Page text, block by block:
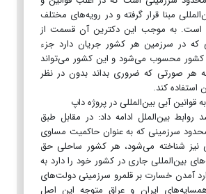
مبنا قرار گرفته و در رویه‌های مختلف
است. به­ موجب این دکترین آن قسمت از
که در سرزمین هر کشور جریان دارد جزء
محسوب می‌شود و این کشور می‌تواند
هر صورتی که ضروری بداند بدون در­ نظر
استفاده کند.
آبی بین‌المللی در پروژه داپ
روابط بین‌الملل ادامه داد: در مقابل طبق
سرزمینی که به عنوان حاکمیت مساوی
نیز شناخته می‌شود، هر کشور ساحلی حق
بین‌المللی جاری در کشور خود را دارد به
آمدن خسارت بر قلمرو سرزمینی دولت‌های
ایران و عراق متوجه این اصل